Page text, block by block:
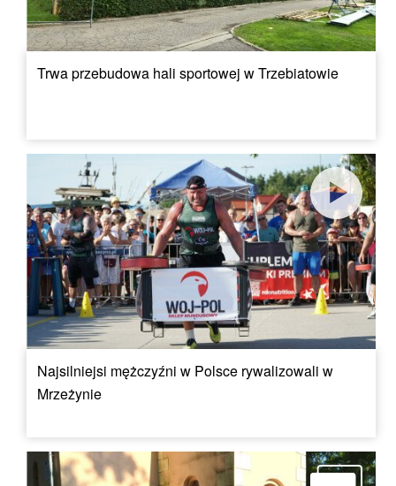
Trwa przebudowa hali sportowej w Trzebiatowie
Najsilniejsi mężczyźni w Polsce rywalizowali w
Mrzeżynie